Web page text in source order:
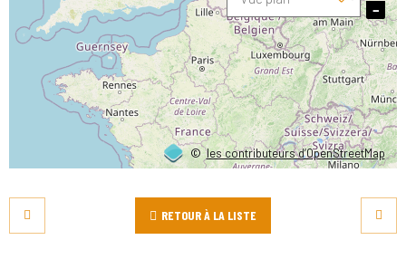
©les contributeurs d’OpenStreetMap
−
RETOUR À LA LISTE